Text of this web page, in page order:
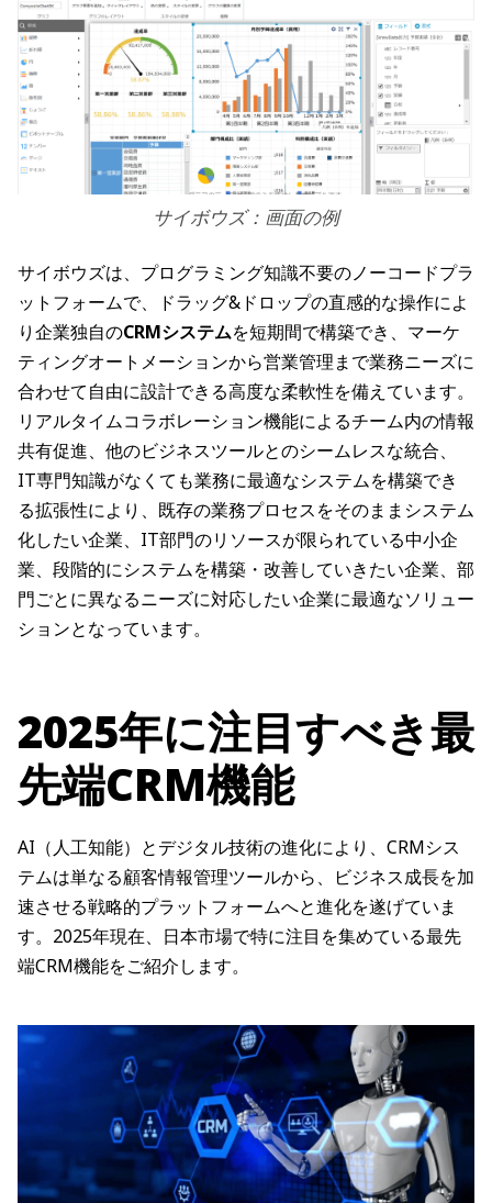
サイボウズ：画面の例
サイボウズは、プログラミング知識不要のノーコードプラ
ットフォームで、ドラッグ&ドロップの直感的な操作によ
り企業独自のCRMシステムを短期間で構築でき、マーケ
ティングオートメーションから営業管理まで業務ニーズに
合わせて自由に設計できる高度な柔軟性を備えています。
リアルタイムコラボレーション機能によるチーム内の情報
共有促進、他のビジネスツールとのシームレスな統合、
IT専門知識がなくても業務に最適なシステムを構築でき
る拡張性により、既存の業務プロセスをそのままシステム
化したい企業、IT部門のリソースが限られている中小企
業、段階的にシステムを構築・改善していきたい企業、部
門ごとに異なるニーズに対応したい企業に最適なソリュー
ションとなっています。
2025年に注目すべき最
先端CRM機能
AI（人工知能）とデジタル技術の進化により、CRMシス
テムは単なる顧客情報管理ツールから、ビジネス成長を加
速させる戦略的プラットフォームへと進化を遂げていま
す。2025年現在、日本市場で特に注目を集めている最先
端CRM機能をご紹介します。